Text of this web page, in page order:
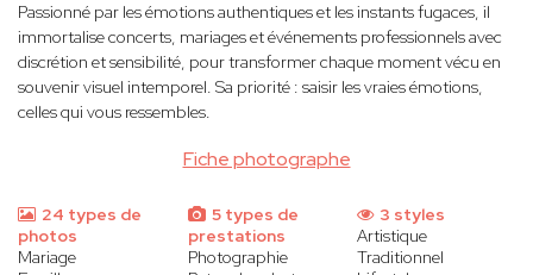
Fiche photographe
Passionné par les émotions authentiques et les instants fugaces, il
immortalise concerts, mariages et événements professionnels avec
discrétion et sensibilité, pour transformer chaque moment vécu en
souvenir visuel intemporel. Sa priorité : saisir les vraies émotions,
celles qui vous ressembles.
24 types de
photos
Mariage
5 types de
prestations
Photographie
3 styles
Artistique
Traditionnel